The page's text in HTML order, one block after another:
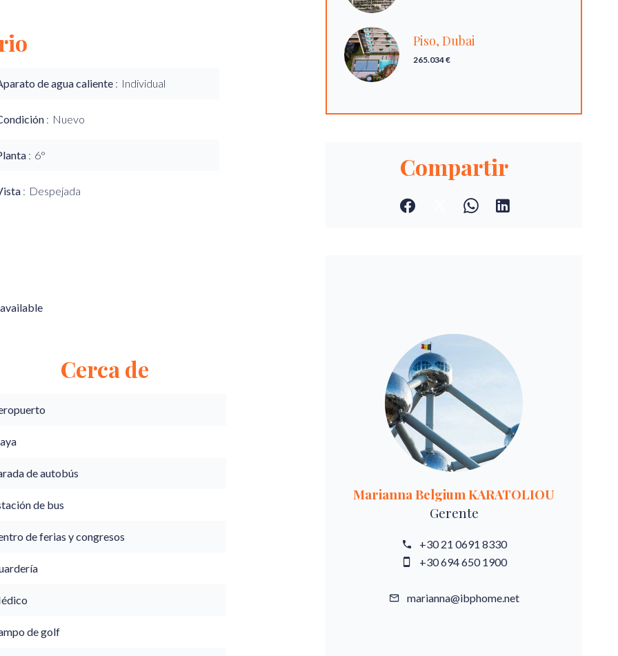
de agua caliente Individual
Nuevo
6°
Despejada
Cerca de
de autobús
de bus
de ferias y congresos
de golf
Piso, Dubai
265.034 €
Compartir
Marianna Belgium KARATOLIOU
Gerente
+30 21 0691 8330
+30 694 650 1900
marianna@ibphome.net